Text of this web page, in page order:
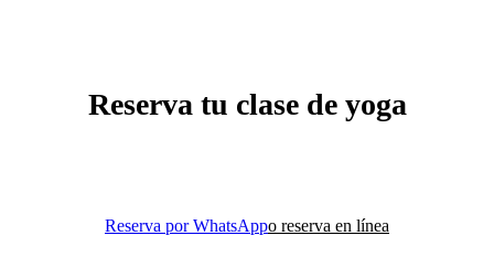
Reserva tu clase de yoga
Reserva por WhatsAppo reserva en línea